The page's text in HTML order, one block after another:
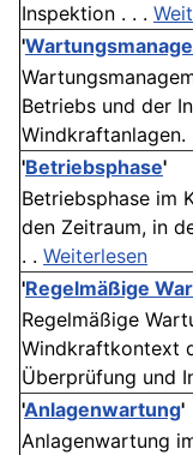
Inspektion . . .
'
Betriebs und der
Windkraftanlagen.
'Betriebsphase'
Betriebsphase im
den Zeitraum, in
. . Weiterlesen
'Regelmäßige
Regelmäßige
Windkraftkontext
Überprüfung und
'Anlagenwartung'
Anlagenwartung